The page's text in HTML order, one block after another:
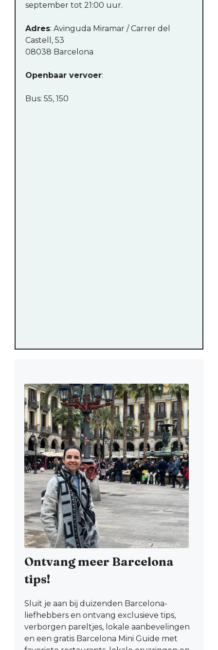
september tot 21:00 uur.
Adres: Avinguda Miramar / Carrer del
Castell, 53
08038 Barcelona
Openbaar vervoer:
Bus: 55, 150
Ontvang meer Barcelona
tips!
Sluit je aan bij duizenden Barcelona-
liefhebbers en ontvang exclusieve tips,
verborgen pareltjes, lokale aanbevelingen
en een gratis Barcelona Mini Guide met